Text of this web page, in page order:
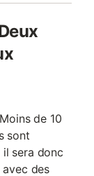
de 10
sont
sera donc
des